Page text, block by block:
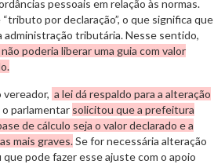
pessoais em relação às normas.
por declaração”, o que significa que
administração tributária. Nesse sentido,
poderia liberar uma guia com valor
vereador, a lei dá respaldo para a alteração
parlamentar solicitou que a prefeitura
de cálculo seja o valor declarado e a
mais graves.Se for necessária alteração
pode fazer esse ajuste com o apoio